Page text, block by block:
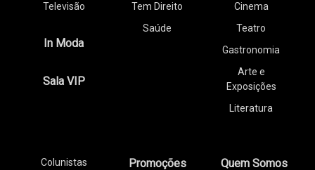
Televisão
In Moda
Sala VIP
Tem Direito
Saúde
Cinema
Teatro
Gastronomia
Arte e
Exposições
Literatura
Colunistas Promoções Quem Somos